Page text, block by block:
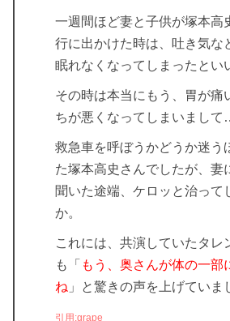
一週間ほど妻と子供が塚本高
行に出かけた時は、吐き気な
眠れなくなってしまったとい
その時は本当にもう、胃が痛
ちが悪くなってしまいまして
救急車を呼ぼうかどうか迷う
た塚本高史さんでしたが、妻
聞いた途端、ケロッと治って
か。
これには、共演していたタレ
も「 もう、奥さんが体の一部
ね 」と驚きの声を上げていま
引用:grape